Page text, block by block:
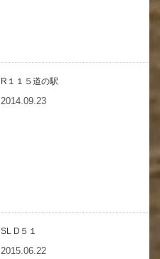
R１１５道の駅
2014.09.23
SL D５１
2015.06.22